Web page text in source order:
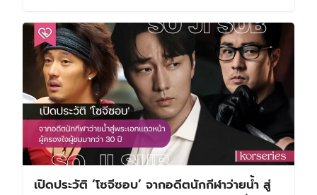
เปิดประวัติ ‘โซจีซอบ’ จากอดีตนักกีฬาว่ายน้ำ สู่